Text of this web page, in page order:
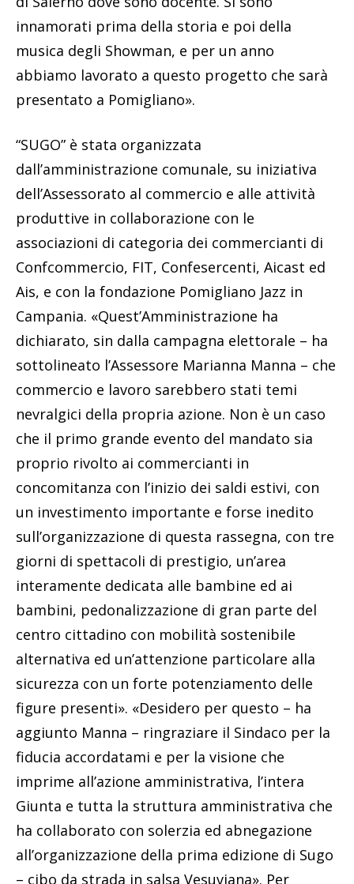
innamorati prima della storia e poi della
musica degli Showman, e per un anno
abbiamo lavorato a questo progetto che sarà
presentato a Pomigliano».
“SUGO” è stata organizzata
dall’amministrazione comunale, su iniziativa
dell’Assessorato al commercio e alle attività
produttive in collaborazione con le
associazioni di categoria dei commercianti di
Confcommercio, FIT, Confesercenti, Aicast ed
Ais, e con la fondazione Pomigliano Jazz in
Campania. «Quest’Amministrazione ha
dichiarato, sin dalla campagna elettorale – ha
sottolineato l’Assessore Marianna Manna – che
commercio e lavoro sarebbero stati temi
nevralgici della propria azione. Non è un caso
che il primo grande evento del mandato sia
proprio rivolto ai commercianti in
concomitanza con l’inizio dei saldi estivi, con
un investimento importante e forse inedito
sull’organizzazione di questa rassegna, con tre
giorni di spettacoli di prestigio, un’area
interamente dedicata alle bambine ed ai
bambini, pedonalizzazione di gran parte del
centro cittadino con mobilità sostenibile
alternativa ed un’attenzione particolare alla
sicurezza con un forte potenziamento delle
figure presenti». «Desidero per questo – ha
aggiunto Manna – ringraziare il Sindaco per la
fiducia accordatami e per la visione che
imprime all’azione amministrativa, l’intera
Giunta e tutta la struttura amministrativa che
ha collaborato con solerzia ed abnegazione
all’organizzazione della prima edizione di Sugo
– cibo da strada in salsa Vesuviana». Per